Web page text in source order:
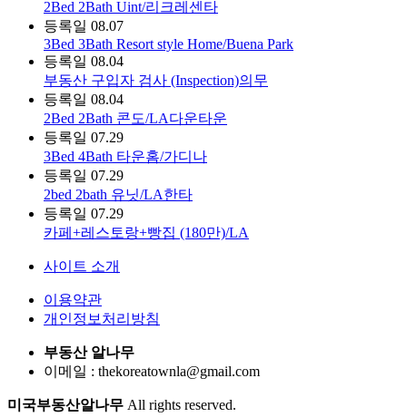
2Bed 2Bath Uint/리크레센타
등록일 08.07
3Bed 3Bath Resort style Home/Buena Park
등록일 08.04
부동산 구입자 검사 (Inspection)의무
등록일 08.04
2Bed 2Bath 콘도/LA다운타운
등록일 07.29
3Bed 4Bath 타운홈/가디나
등록일 07.29
2bed 2bath 유닛/LA한타
등록일 07.29
카페+레스토랑+빵집 (180만)/LA
사이트 소개
이용약관
개인정보처리방침
부동산 알나무
이메일 : thekoreatownla@gmail.com
미국부동산알나무 All rights reserved.